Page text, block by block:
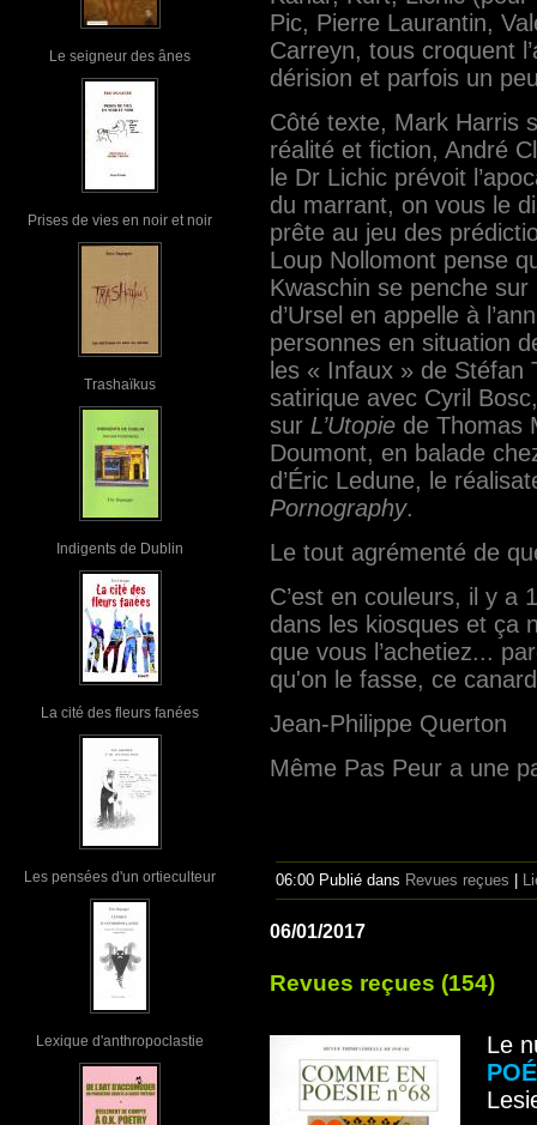
Le seigneur des ânes
Prises de vies en noir et noir
Trashaïkus
Indigents de Dublin
La cité des fleurs fanées
Les pensées d'un ortieculteur
Lexique d'anthropoclastie
Pic, Pierre Laurantin,
Carreyn, tous croquent
dérision et parfois un
Côté texte, Mark Harris
réalité et fiction, André
le Dr Lichic prévoit
du marrant, on vous le
prête au jeu des
Loup Nollomont pense
Kwaschin se penche
d’Ursel en appelle à
personnes en situation
les « Infaux » de Stéfan
satirique avec Cyril
sur L’Utopie de Thomas
Doumont, en balade
d’Éric Ledune, le
Pornography.
Le tout agrémenté de
C’est en couleurs, il y a
dans les kiosques et ça
que vous l’achetiez...
qu'on le fasse, ce
Jean-Philippe Querton
Même Pas Peur a une
06:00 Publié dans Revues reçues
06/01/2017
Revues reçues (154)
Le